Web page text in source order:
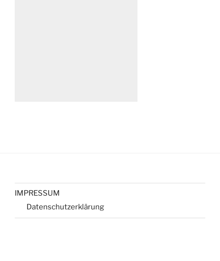
IMPRESSUM
Datenschutzerklärung